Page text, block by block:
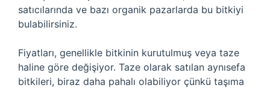
satıcılarında ve bazı organik pazarlarda bu bitkiyi
bulabilirsiniz.
Fiyatları, genellikle bitkinin kurutulmuş veya taze
haline göre değişiyor. Taze olarak satılan aynısefa
bitkileri, biraz daha pahalı olabiliyor çünkü taşıma